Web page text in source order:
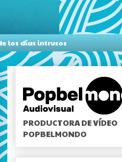
los días intrusos
PRODUCTORA DE VÍDEO
POPBELMONDO